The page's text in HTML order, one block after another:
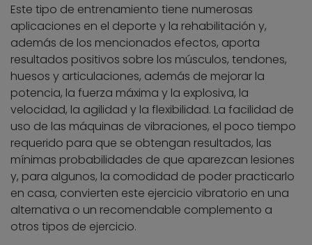
Este tipo de entrenamiento tiene numerosas
aplicaciones en el deporte y la rehabilitación y,
además de los mencionados efectos, aporta
resultados positivos sobre los músculos, tendones,
huesos y articulaciones, además de mejorar la
potencia, la fuerza máxima y la explosiva, la
velocidad, la agilidad y la flexibilidad. La facilidad de
uso de las máquinas de vibraciones, el poco tiempo
requerido para que se obtengan resultados, las
mínimas probabilidades de que aparezcan lesiones
y, para algunos, la comodidad de poder practicarlo
en casa, convierten este ejercicio vibratorio en una
alternativa o un recomendable complemento a
otros tipos de ejercicio.